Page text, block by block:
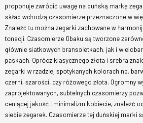
proponuje zwrócić uwagę na duńską markę
skład wchodzą czasomierze przeznaczone w
Znaleźć tu można zegarki zachowane w
tonacji. Czasomierze Obaku są tworzone
głównie siatkowych bransoletkach, jak i
paskach. Oprócz klasycznego złota i srebra
zegarki w rzadziej spotykanych kolorach np.
czerni, szarości, czy różowego złota. Ogromny
zaprojektowanych, subtelnych czasomierzy
ceniącej jakość i minimalizm kobiecie, znaleźć
siebie zegarek. Czasomierze tej duńskiej marki